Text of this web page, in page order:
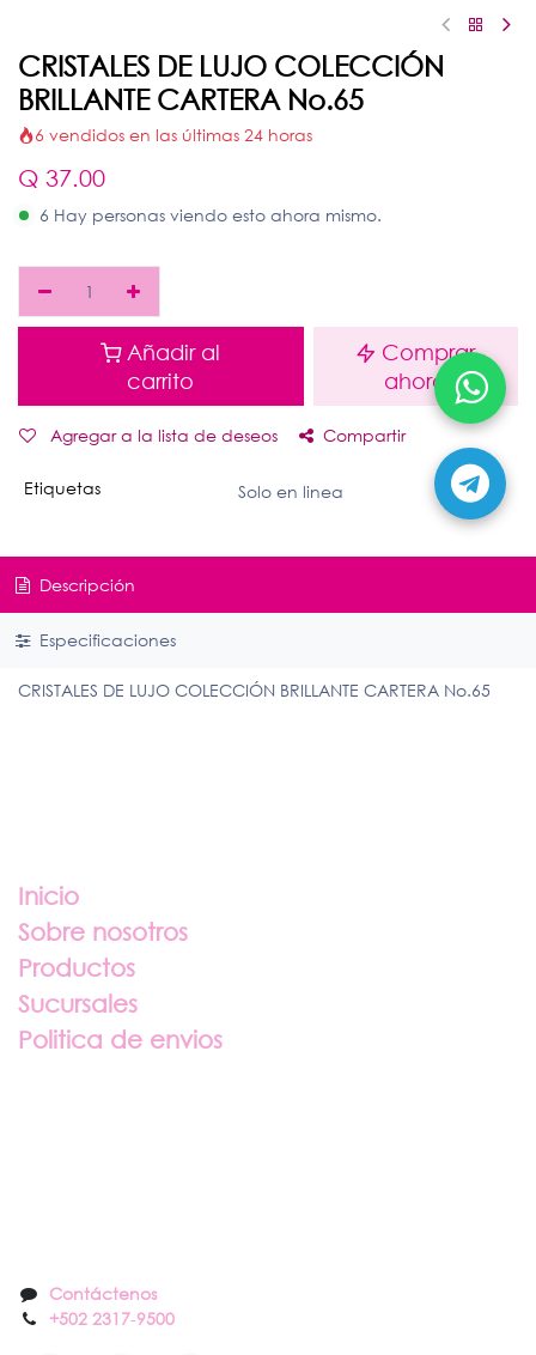
CRISTALES DE LUJO COLECCIÓN
BRILLANTE CARTERA No.65
6 vendidos en las últimas 24 horas
Q 37.00
6 Hay personas viendo esto ahora mismo.
Añadir al
carrito
Comprar
ahora
Agregar a la lista de deseos Compartir
Etiquetas Solo en linea
Descripción
Especificaciones
CRISTALES DE LUJO COLECCIÓN BRILLANTE CARTERA No.65
Inicio
Sobre nosotros
Productos
Sucursales
Politica de envios
Contáctenos
+502 2317-9500